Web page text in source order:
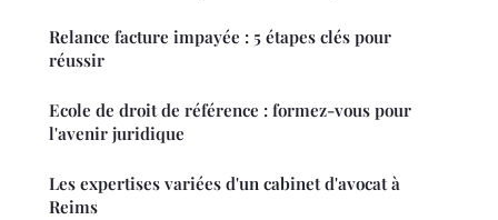
Relance facture impayée : 5 étapes clés pour
réussir
Ecole de droit de référence : formez-vous pour
l'avenir juridique
Les expertises variées d'un cabinet d'avocat à
Reims